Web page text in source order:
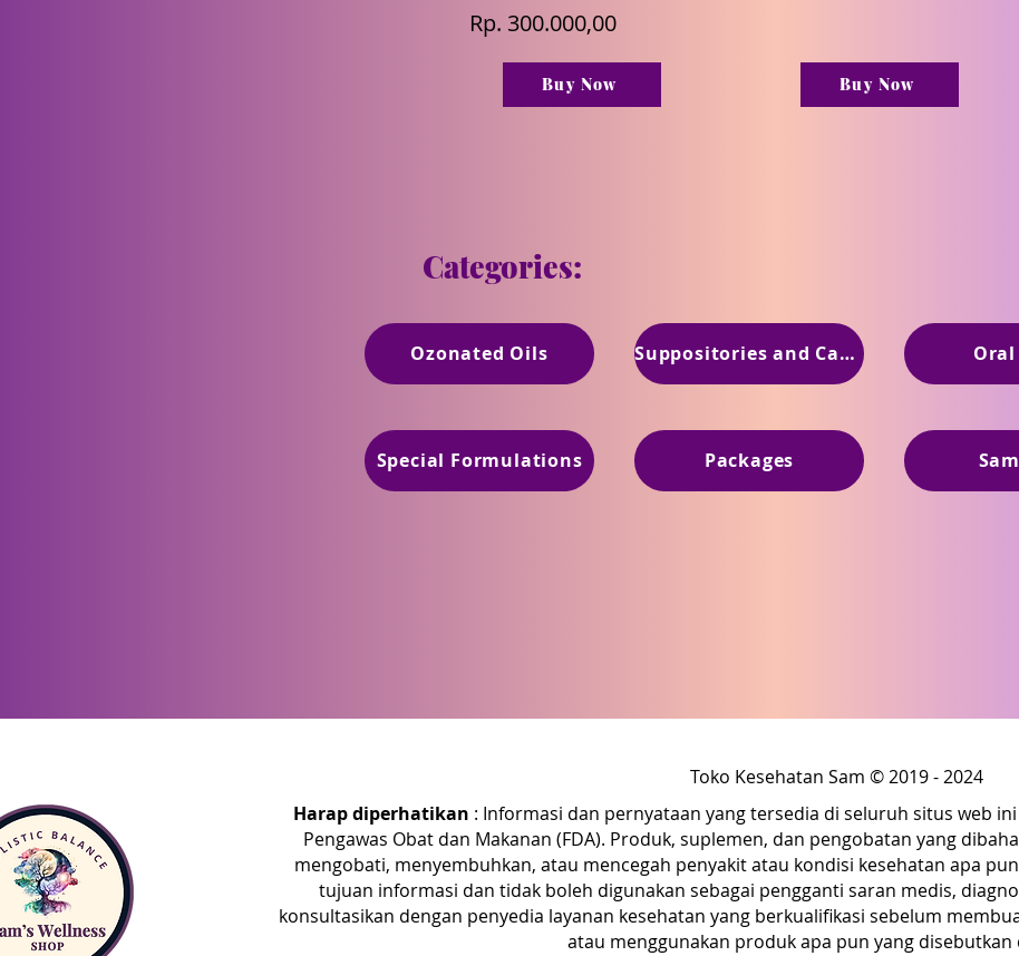
Rp. 300.000,00
Buy Now Buy Now
Categories:
Ozonated Oils Suppositories and Capsules Oral
Special Formulations Packages
Toko Kesehatan Sam © 2019 - 2024
Harap diperhatikan : Informasi dan pernyataan yang tersedia di seluruh situs web
Pengawas Obat dan Makanan (FDA). Produk, suplemen, dan pengobatan yang
mengobati, menyembuhkan, atau mencegah penyakit atau kondisi kesehatan apa
tujuan informasi dan tidak boleh digunakan sebagai pengganti saran medis,
konsultasikan dengan penyedia layanan kesehatan yang berkualifikasi sebelum
atau menggunakan produk apa pun yang disebutkan